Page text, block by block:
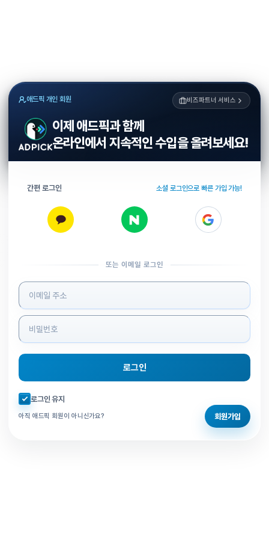
애드픽 개인 회원 비즈파트너 서비스
이제 애드픽과 함께
온라인에서 지속적인 수입을 올려보세요!
간편 로그인 소셜 로그인으로 빠른 가입 가능!
또는 이메일 로그인
로그인 정보 입력
로그인
자동로그인 체크
로그인 유지
아직 애드픽 회원이 아니신가요? 회원가입